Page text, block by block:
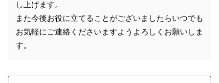
し上げます。
また今後お役に立てることがございましたらいつでも
お気軽にご連絡くださいますようよろしくお願いしま
す。